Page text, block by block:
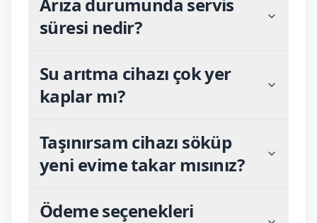
süresi nedir?
Su arıtma cihazı çok yer
kaplar mı?
Taşınırsam cihazı söküp
yeni evime takar mısınız?
Ödeme seçenekleri